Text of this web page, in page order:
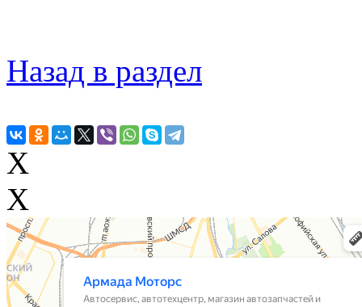
Назад в раздел
X
X